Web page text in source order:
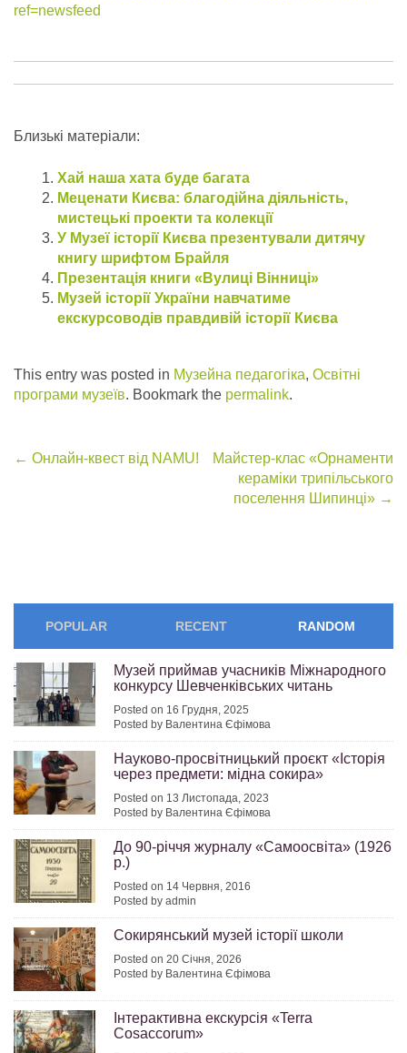
ref=newsfeed
Близькі матеріали:
Хай наша хата буде багата
Меценати Києва: благодійна діяльність,
мистецькі проекти та колекції
У Музеї історії Києва презентували дитячу
книгу шрифтом Брайля
Презентація книги «Вулиці Вінниці»
Музей історії України навчатиме
екскурсоводів правдивій історії Києва
This entry was posted in Музейна педагогіка, Освітні
програми музеїв. Bookmark the permalink.
Post
← Онлайн-квест від NAMU!
Майстер-клас «Орнаменти
кераміки трипільського
поселення Шипинці» →
POPULAR RECENT RANDOM
Музей приймав учасників Міжнародного
конкурсу Шевченківських читань
Posted on 16 Грудня, 2025
Posted by Валентина Єфімова
Науково-просвітницький проєкт «Історія
через предмети: мідна сокира»
Posted on 13 Листопада, 2023
Posted by Валентина Єфімова
До 90-річчя журналу «Самоосвіта» (1926
р.)
Posted on 14 Червня, 2016
Posted by admin
Сокирянський музей історії школи
Posted on 20 Січня, 2026
Posted by Валентина Єфімова
Інтерактивна екскурсія «Terra
Cosaccorum»